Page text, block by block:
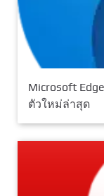
Microsoft
ตัวใหม่ล่าสุด